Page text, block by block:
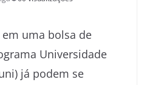
uma bolsa de
Universidade
já podem se